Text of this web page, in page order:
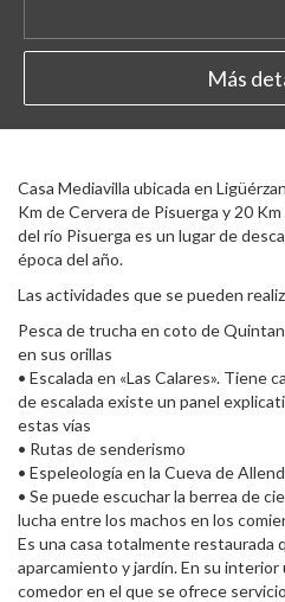
Más
Casa Mediavilla ubicada en
Km de Cervera de Pisuerga y 20
del río Pisuerga es un lugar de
época del año.
Las actividades que se pueden
Pesca de trucha en coto de
en sus orillas
• Escalada en «Las Calares». Tiene
de escalada existe un panel
estas vías
• Rutas de senderismo
• Espeleología en la Cueva de
• Se puede escuchar la berrea de
lucha entre los machos en los
Es una casa totalmente restaurada
aparcamiento y jardín. En su
comedor en el que se ofrece